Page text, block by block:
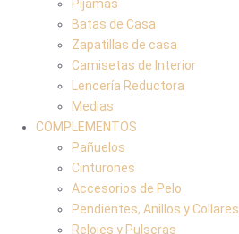
Pijamas
Batas de Casa
Zapatillas de casa
Camisetas de Interior
Lencería Reductora
Medias
COMPLEMENTOS
Pañuelos
Cinturones
Accesorios de Pelo
Pendientes, Anillos y Collares
Relojes y Pulseras